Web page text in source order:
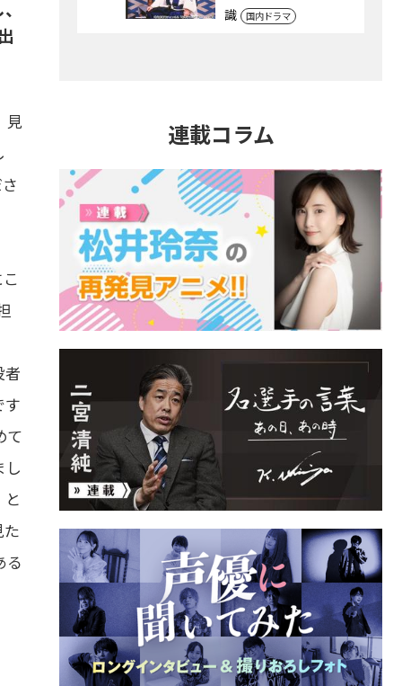
見
者
す
て
し
る
識
国内ドラマ
連載コラム